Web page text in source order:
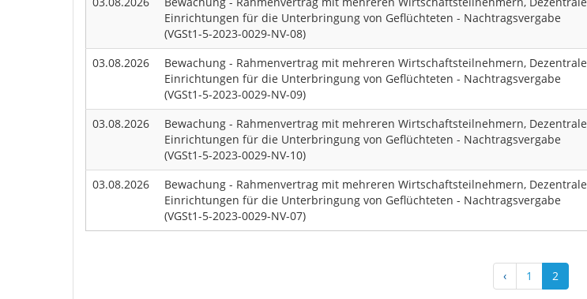
Einrichtungen für die Unterbringung von Geflüchteten - Nachtragsvergabe
(VGSt1-5-2023-0029-NV-08)
03.08.2026
Bewachung - Rahmenvertrag mit mehreren Wirtschaftsteilnehmern, Dezentrale
Einrichtungen für die Unterbringung von Geflüchteten - Nachtragsvergabe
(VGSt1-5-2023-0029-NV-09)
03.08.2026
Bewachung - Rahmenvertrag mit mehreren Wirtschaftsteilnehmern, Dezentrale
Einrichtungen für die Unterbringung von Geflüchteten - Nachtragsvergabe
(VGSt1-5-2023-0029-NV-10)
03.08.2026
Bewachung - Rahmenvertrag mit mehreren Wirtschaftsteilnehmern, Dezentrale
Einrichtungen für die Unterbringung von Geflüchteten - Nachtragsvergabe
(VGSt1-5-2023-0029-NV-07)
‹ 1 2